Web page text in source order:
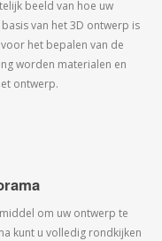
beeld van hoe uw
van het 3D ontwerp is
het bepalen van de
worden materialen en
ontwerp.
om uw ontwerp te
kunt u volledig rondkijken